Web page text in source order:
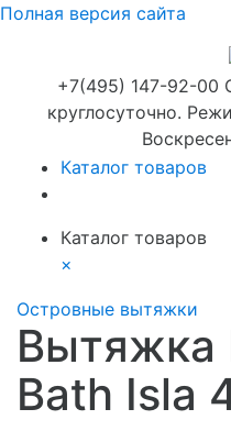
Полная версия сайта
+7(495) 147-92-00
круглосуточно.
Каталог товаров
Каталог товаров
×
Островные вытяжки
Вытяжка
Bath Isla